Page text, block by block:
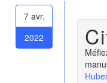
7 avr.
2022